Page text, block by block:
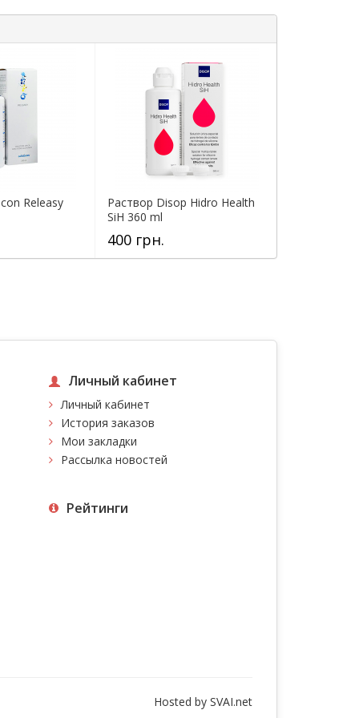
Releasy
Раствор Disop Hidro Health
SiH 360 ml
400 грн.
Личный кабинет
Личный кабинет
История заказов
Мои закладки
Рассылка новостей
Рейтинги
Hosted by SVAI.net